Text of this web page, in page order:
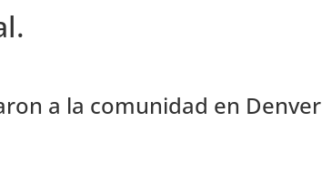
a la comunidad en Denver